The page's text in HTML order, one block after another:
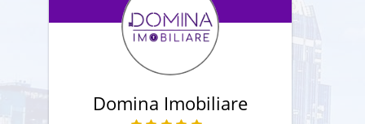
Domina Imobiliare